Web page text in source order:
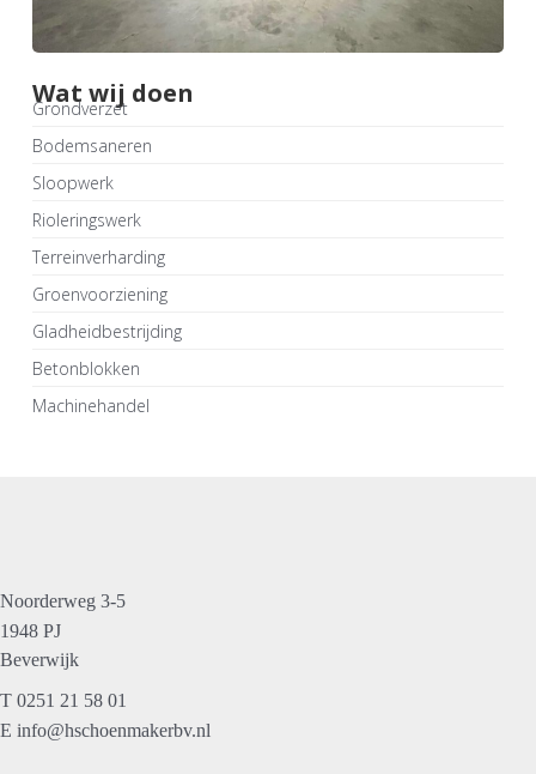
Wat wij doen
Grondverzet
Bodemsaneren
Sloopwerk
Rioleringswerk
Terreinverharding
Groenvoorziening
Gladheidbestrijding
Betonblokken
Machinehandel
Noorderweg 3-5
1948 PJ
Beverwijk
T 0251 21 58 01
E info@hschoenmakerbv.nl